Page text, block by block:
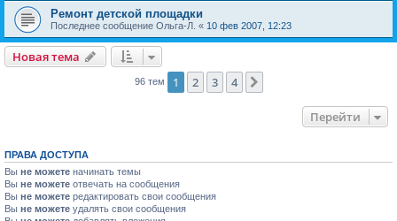
Ремонт детской площадки
Последнее сообщение Ольга-Л. « 10 фев 2007, 12:23
Новая тема
96 тем 1 2 3 4
Перейти
ПРАВА ДОСТУПА
Вы не можете начинать темы
Вы не можете отвечать на сообщения
Вы не можете редактировать свои сообщения
Вы не можете удалять свои сообщения